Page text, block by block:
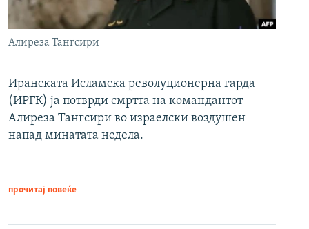
Алиреза Тангсири
Иранската Исламска револуционерна гарда
(ИРГК) ја потврди смртта на командантот
Алиреза Тангсири во израелски воздушен
напад минатата недела.
прочитај повеќе